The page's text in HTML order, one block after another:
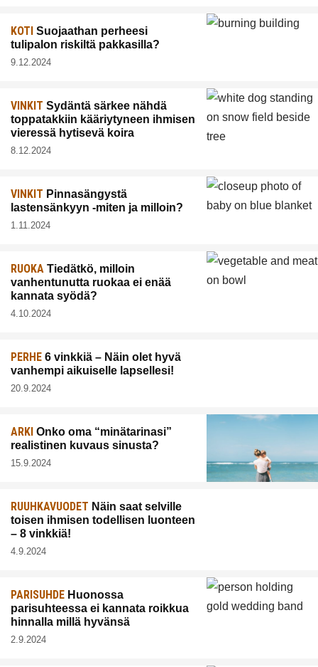
KOTI Suojaathan perheesi
tulipalon riskiltä pakkasilla?
9.12.2024
VINKIT Sydäntä särkee nähdä
toppatakkiin kääriytyneen ihmisen
vieressä hytisevä koira
8.12.2024
VINKIT Pinnasängystä
lastensänkyyn -miten ja milloin?
1.11.2024
RUOKA Tiedätkö, milloin
vanhentunutta ruokaa ei enää
kannata syödä?
4.10.2024
PERHE 6 vinkkiä – Näin olet hyvä
vanhempi aikuiselle lapsellesi!
20.9.2024
ARKI Onko oma “minätarinasi”
realistinen kuvaus sinusta?
15.9.2024
RUUHKAVUODET Näin saat selville
toisen ihmisen todellisen luonteen
– 8 vinkkiä!
4.9.2024
PARISUHDE Huonossa
parisuhteessa ei kannata roikkua
hinnalla millä hyvänsä
2.9.2024